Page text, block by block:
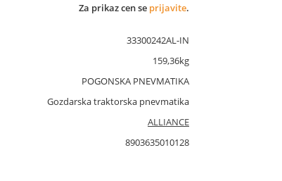
Za prikaz cen se prijavite.
33300242AL-IN
159,36kg
POGONSKA PNEVMATIKA
Gozdarska traktorska pnevmatika
ALLIANCE
8903635010128